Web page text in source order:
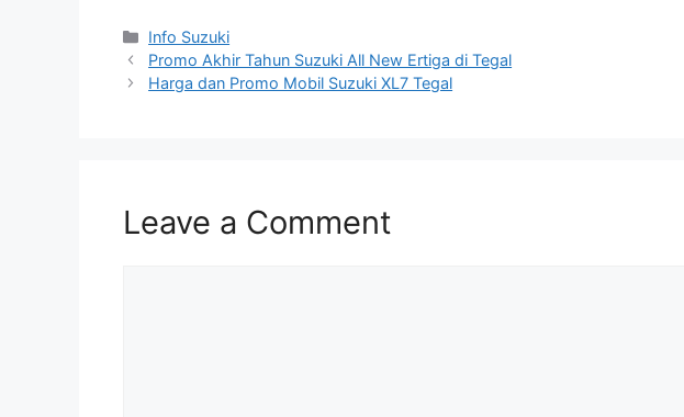
Info Suzuki
Promo Akhir Tahun Suzuki All New Ertiga di Tegal
Harga dan Promo Mobil Suzuki XL7 Tegal
Leave a Comment